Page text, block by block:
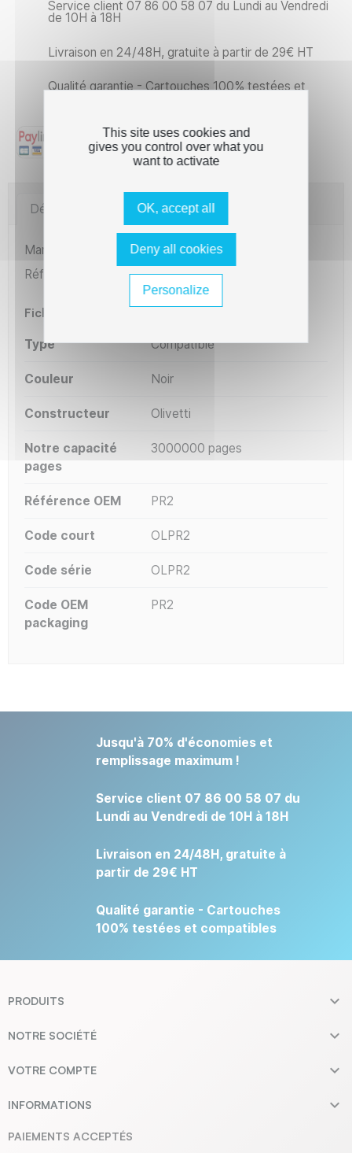
Service client 07 86 00 58 07 du Lundi au Vendredi
de 10H à 18H
Livraison en 24/48H, gratuite à partir de 29€ HT
Qualité garantie - Cartouches 100% testées et
Détails du produit Imprimantes compatibles
Marque
The Premium Solution
Référence
RMOLPR2
Fiche technique
Type Compatible
Couleur Noir
Constructeur Olivetti
Notre capacité
pages
3000000 pages
Référence OEM PR2
Code court OLPR2
Code série OLPR2
Code OEM
packaging
PR2
Jusqu'à 70% d'économies et
remplissage maximum !
Service client 07 86 00 58 07 du
Lundi au Vendredi de 10H à 18H
Livraison en 24/48H, gratuite à
partir de 29€ HT
Qualité garantie - Cartouches
100% testées et compatibles
PRODUITS 
NOTRE SOCIÉTÉ 
VOTRE COMPTE 
INFORMATIONS 
PAIEMENTS ACCEPTÉS
This site uses cookies and
gives you control over what you
want to activate
OK, accept all
Deny all cookies
Personalize